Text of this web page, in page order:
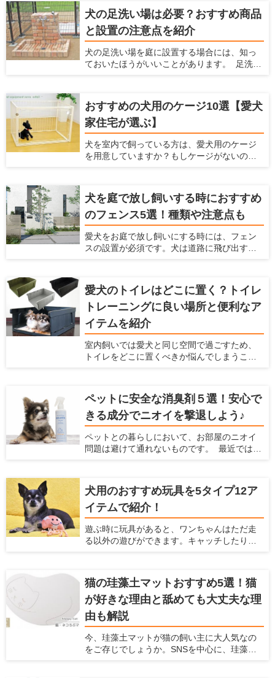
の足音、フローリングに染みつく臭いなどで
す。こういった悩みを解消するには、カー
ペットを敷くことをおすすめします。 ここで
は犬を飼う場合の家でのカーペットの魅力を
紹介するとともに、愛犬と暮らしやすい家を
提案している愛犬家住宅だからこその視点
る人はぜひ参考にしてくださいね！
犬の足洗い場は必要？おすすめ商品
と設置の注意点を紹介
犬の足洗い場を庭に設置する場合には、知っ
ておいたほうがいいことがあります。 足洗い
て便利です。しかし、足洗い場はただ設置す
るだけだと後々不都合が起こったり、それが
原因で使わなくなったりします。 ここでは、
犬と暮らすための住宅の情報を提供している
愛犬家住宅ならではの視点で、足洗い場に必
要な設備や注意点、おすすめの足洗い場など
おすすめの犬用のケージ10選【愛犬
家住宅が選ぶ】
犬を室内で飼っている方は、愛犬用のケージ
を用意していますか？もしケージがないので
えていたら、犬にとってはとてもマイナスに
なっているかもしれませんよ。 ここでは、犬
にとってケージが大事な理由とケージの種類
や選び方、おすすめの犬用ケージを紹介しよ
うと思います。これまでにたくさんの愛犬家
を見てきた「愛犬家住宅」の視点で、犬用の
犬を庭で放し飼いする時におすすめ
のフェンス5選！種類や注意点も
愛犬をお庭で放し飼いにする時には、フェン
スの設置が必須です。犬は道路に飛び出すこ
したフェンスを設置することで、犬が車にひ
かれることを防げますし、通行人への迷惑も
防げます。 ただ、庭で放し飼いをする時には
どんなフェンスを選べばいいか、どんなポイ
ントに注意すればいいかなどわからないと思
います。ここでは、犬を庭で放し飼いすると
きにおすすめのフェンスを紹介するととも
に、放し飼いするときに気をつけるべきこと
愛犬のトイレはどこに置く？トイレ
トレーニングに良い場所と便利なア
イテムを紹介
室内飼いでは愛犬と同じ空間で過ごすため、
トイレをどこに置くべきか悩んでしまうこと
犬も飼い主もストレスを感じにくい場所はあ
るのでしょうか。 自宅の間取りや掃除のしや
すさを考慮しつつ、トイレ関連のアイテムや
トイレの置き方を工夫すれば、ベストな場所
が見つかるはずです。この記事では、愛犬が
好むトイレの条件とおすすめの場所、トイレ
ペットに安全な消臭剤５選！安心で
きる成分でニオイを撃退しよう♪
ペットとの暮らしにおいて、お部屋のニオイ
問題は避けて通れないものです。 最近ではさ
全かどうか」で選びたいですよね。 今回は
「ペットがいるご家庭でも安心して使える消
臭剤」を5つご紹介します。
犬用のおすすめ玩具を5タイプ12ア
イテムで紹介！
遊ぶ時に玩具があると、ワンちゃんはただ走
る以外の遊びができます。キャッチしたり、
も、玩具は愛犬、飼い主のどちらにとっても
様々なメリットがあります。 ここでは、犬と
の生活の情報を紹介している「愛犬家住宅」
が、犬と楽しむための玩具の種類やメリッ
ト、おすすめ商品を紹介しようと思います。
犬用の玩具にどんなものがあるか知りたい方
や、愛犬にどんな玩具を買ってあげるか迷っ
ている方は、ぜひ参考にしてください！
猫の珪藻土マットおすすめ5選！猫
が好きな理由と舐めても大丈夫な理
由も解説
今、珪藻土マットが猫の飼い主に大人気なの
をご存じでしょうか。SNSを中心に、珪藻土